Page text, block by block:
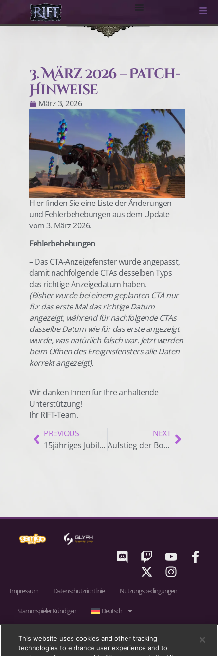
3. März 2026 – Patch-
Hinweise
März 3, 2026
Hier finden Sie eine Liste der Änderungen
und Fehlerbehebungen aus dem Update
vom 3. März 2026.
Fehlerbehebungen
– Das CTA-Anzeigefenster wurde angepasst,
damit nachfolgende CTAs desselben Typs
das richtige Anzeigedatum haben.
(Bisher wurde bei einem geplanten CTA nur
für das erste Mal das richtige Datum
angezeigt, während für nachfolgende CTAs
dasselbe Datum wie für das erste angezeigt
wurde, was natürlich falsch war. Jetzt werden
beim Öffnen des Ereignisfensters alle Daten
korrekt angezeigt).
Wir danken Ihnen für Ihre anhaltende
Unterstützung!
Ihr RIFT-Team.
PREVIOUS
15jähriges Jubiläum von RIFT!
NEXT
Aufstieg der Bogenlichtreiter kehrt zurück!
Impressum Datenschutzrichtlinie Nutzungsbedingungen
Stammspieler Kündigen
Deutsch
RIFT © 2011 – 2026 gamigo US Inc., ein Unternehmen der gamigo group.
gamigo ist eine eingetragene Marke der gamigo AG in Deutschland,
Großbritannien und in der Europäischen Union. gamigo group ist eine
This website uses cookies and other tracking
technologies to enhance user experience and to